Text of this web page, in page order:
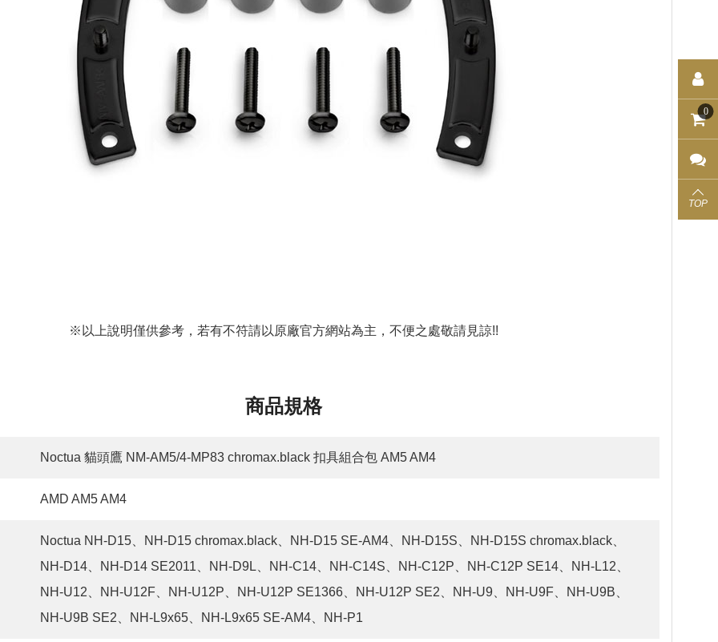
※以上說明僅供參考，若有不符請以原廠官方網站為主，不便之處敬請見諒!!
商品規格
Noctua 貓頭鷹 NM-AM5/4-MP83 chromax.black 扣具組合包 AM5 AM4
AMD AM5 AM4
Noctua NH-D15、NH-D15 chromax.black、NH-D15 SE-AM4、NH-D15S、NH-D15S chromax.black、
NH-D14、NH-D14 SE2011、NH-D9L、NH-C14、NH-C14S、NH-C12P、NH-C12P SE14、NH-L12、
NH-U12、NH-U12F、NH-U12P、NH-U12P SE1366、NH-U12P SE2、NH-U9、NH-U9F、NH-U9B、
NH-U9B SE2、NH-L9x65、NH-L9x65 SE-AM4、NH-P1
0
TOP